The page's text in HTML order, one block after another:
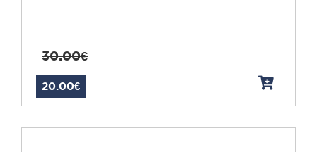
20.00€
30.00€